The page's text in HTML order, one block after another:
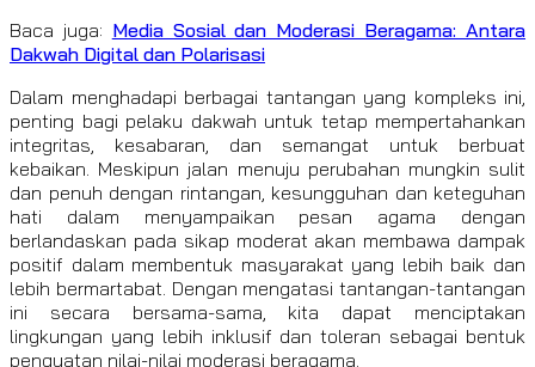
Baca juga: Media Sosial dan Moderasi Beragama: Antara
Dakwah Digital dan Polarisasi
Dalam menghadapi berbagai tantangan yang kompleks ini,
penting bagi pelaku dakwah untuk tetap mempertahankan
integritas, kesabaran, dan semangat untuk berbuat
kebaikan. Meskipun jalan menuju perubahan mungkin sulit
dan penuh dengan rintangan, kesungguhan dan keteguhan
hati dalam menyampaikan pesan agama dengan
berlandaskan pada sikap moderat akan membawa dampak
positif dalam membentuk masyarakat yang lebih baik dan
lebih bermartabat. Dengan mengatasi tantangan-tantangan
ini secara bersama-sama, kita dapat menciptakan
lingkungan yang lebih inklusif dan toleran sebagai bentuk
penguatan nilai-nilai moderasi beragama.